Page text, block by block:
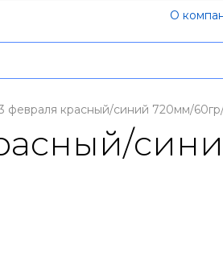
О
февраля красный/синий 720мм/